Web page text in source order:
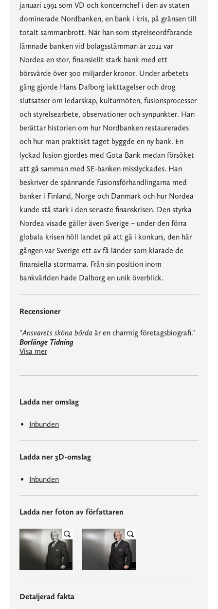
januari 1991 som VD och koncernchef i den av staten
dominerade Nordbanken, en bank i kris, på gränsen till
totalt sammanbrott. När han som styrelseordförande
lämnade banken vid bolagsstämman år 2011 var
Nordea en stor, finansiellt stark bank med ett
börsvärde över 300 miljarder kronor. Under arbetets
gång gjorde Hans Dalborg iakttagelser och drog
slutsatser om ledarskap, kulturmöten, fusionsprocesser
och styrelsearbete, observationer och synpunkter. Han
berättar historien om hur Nordbanken restaurerades
och hur man praktiskt taget byggde en ny bank. En
lyckad fusion gjordes med Gota Bank medan försöket
att gå samman med SE-banken misslyckades. Han
beskriver de spännande fusionsförhandlingarna med
banker i Finland, Norge och Danmark och hur Nordea
kunde stå stark i den senaste finanskrisen. Den styrka
Nordea visade gäller även Sverige – under den förra
globala krisen höll landet på att gå i konkurs, den här
gången var Sverige ett av få länder som klarade de
finansiella stormarna. Från sin position inom
bankvärlden hade Dalborg en unik överblick.
Recensioner
"Ansvarets sköna börda är en charmig företagsbiografi."
Borlänge Tidning
Visa mer
Ladda ner omslag
Inbunden
Ladda ner 3D-omslag
Inbunden
Ladda ner foton av författaren
Detaljerad fakta